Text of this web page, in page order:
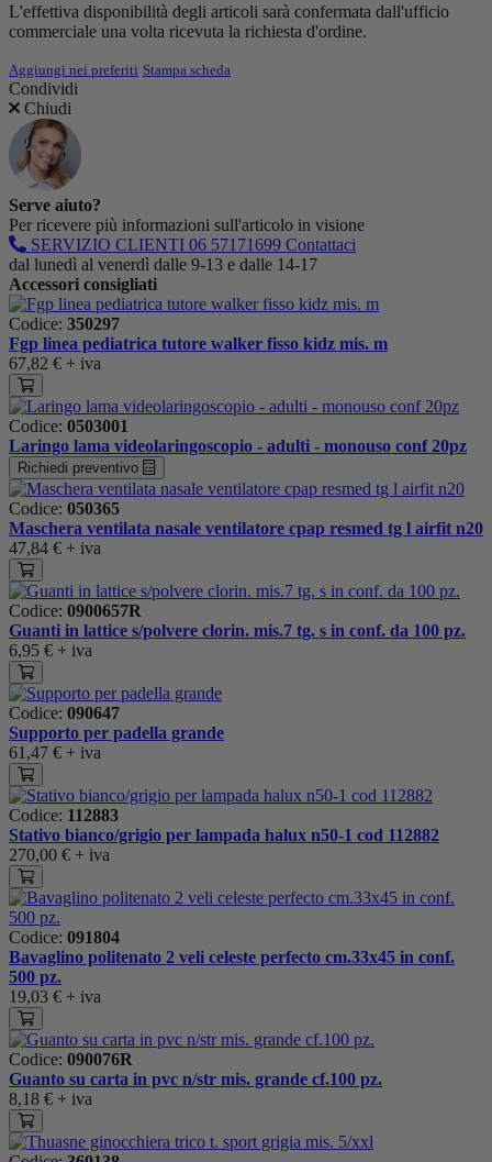
L'effettiva disponibilità degli articoli sarà confermata dall'ufficio
commerciale una volta ricevuta la richiesta d'ordine.
Aggiungi nei preferiti Stampa scheda
Condividi
Chiudi
Serve aiuto?
Per ricevere più informazioni sull'articolo in visione
SERVIZIO CLIENTI 06 57171699 Contattaci
dal lunedì al venerdì dalle 9-13 e dalle 14-17
Accessori consigliati
Codice: 350297
Fgp linea pediatrica tutore walker fisso kidz mis. m
67,82 € + iva
Codice: 0503001
Laringo lama videolaringoscopio - adulti - monouso conf 20pz
Richiedi preventivo
Codice: 050365
Maschera ventilata nasale ventilatore cpap resmed tg l airfit n20
47,84 € + iva
Codice: 0900657R
Guanti in lattice s/polvere clorin. mis.7 tg. s in conf. da 100 pz.
6,95 € + iva
Codice: 090647
Supporto per padella grande
61,47 € + iva
Codice: 112883
Stativo bianco/grigio per lampada halux n50-1 cod 112882
270,00 € + iva
Codice: 091804
Bavaglino politenato 2 veli celeste perfecto cm.33x45 in conf.
500 pz.
19,03 € + iva
Codice: 090076R
Guanto su carta in pvc n/str mis. grande cf.100 pz.
8,18 € + iva